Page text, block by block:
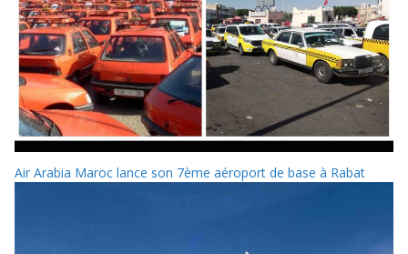
Air Arabia Maroc lance son 7ème aéroport de base à Rabat